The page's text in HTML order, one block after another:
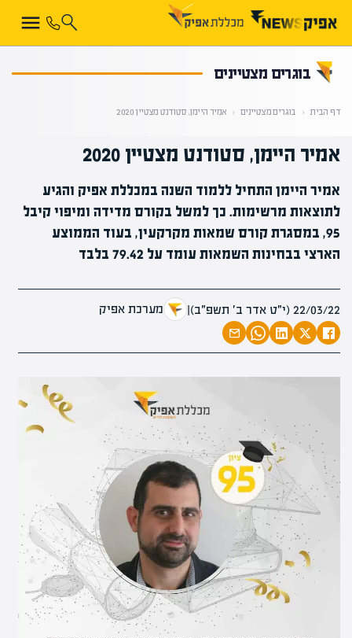
בוגרים מצטיינים
דף הבית ‹ בוגרים מצטיינים ‹ אמיר היימן, סטודנט מצטיין 2020
אמיר היימן, סטודנט מצטיין 2020
אמיר היימן התחיל ללמוד השנה במכללת אפיק והגיע
לתוצאות מרשימות. כך למשל בקורס מדידה ומיפוי קיבל
95, במסגרת קורס שמאות מקרקעין, בעוד הממוצע
הארצי בבחינות השמאות עומד על 79.42 בלבד
22/03/22 (י״ט אדר ב׳ תשפ״ב) | מערכת אפיק